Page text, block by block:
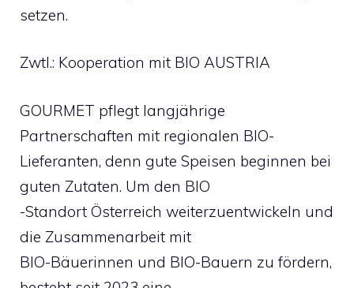
setzen.
Zwtl.: Kooperation mit BIO AUSTRIA
GOURMET pflegt langjährige
Partnerschaften mit regionalen BIO-
Lieferanten, denn gute Speisen beginnen bei
guten Zutaten. Um den BIO
-Standort Österreich weiterzuentwickeln und
die Zusammenarbeit mit
BIO-Bäuerinnen und BIO-Bauern zu fördern,